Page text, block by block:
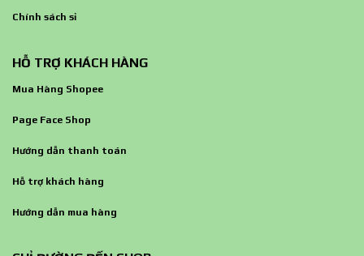
Chính sách sỉ
HỖ TRỢ KHÁCH HÀNG
Mua Hàng Shopee
Page Face Shop
Hướng dẫn thanh toán
Hỗ trợ khách hàng
Hướng dẫn mua hàng